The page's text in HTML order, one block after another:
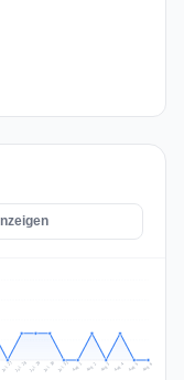
Jul 27 Jul 28 Jul 29 Jul 30 Jul 31 Aug 1 Aug 2 Aug 3 Aug 4 Aug 5 Aug 6